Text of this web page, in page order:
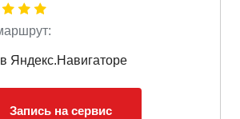
Запись на сервис